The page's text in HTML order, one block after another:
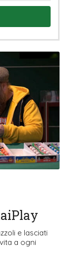
e lasciati
a ogni